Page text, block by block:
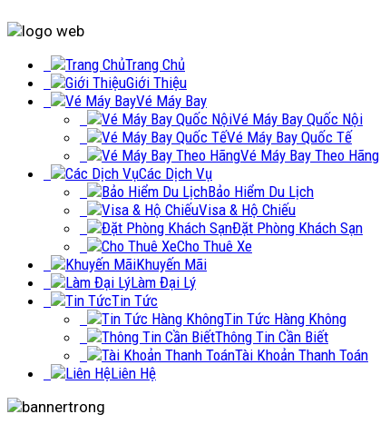
Trang Chủ
Giới Thiệu
Vé Máy Bay
Vé Máy Bay Quốc Nội
Vé Máy Bay Quốc Tế
Vé Máy Bay Theo Hãng
Các Dịch Vụ
Bảo Hiểm Du Lịch
Visa & Hộ Chiếu
Đặt Phòng Khách Sạn
Cho Thuê Xe
Khuyến Mãi
Làm Đại Lý
Tin Tức
Tin Tức Hàng Không
Thông Tin Cần Biết
Tài Khoản Thanh Toán
Liên Hệ